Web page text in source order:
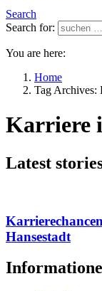
Search
Search for:
You are here:
Home
Tag Archives:
Karriere
Latest
Hansestadt